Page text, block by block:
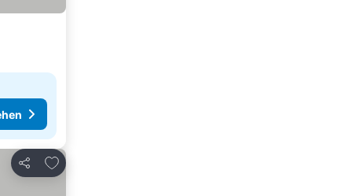
Teilen
Zu Favoriten hinzufügen